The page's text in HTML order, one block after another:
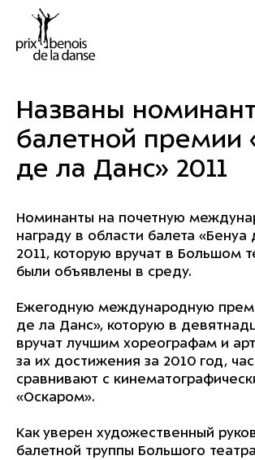
Названы
балетной премии
де ла Данс» 2011
Номинанты на почетную
награду в области балета
2011, которую вручат в Большом
были объявлены в среду.
Ежегодную международную
де ла Данс», которую в
вручат лучшим хореографам и
за их достижения за 2010 год,
сравнивают с
«Оскаром».
Как уверен художественный
балетной труппы Большого